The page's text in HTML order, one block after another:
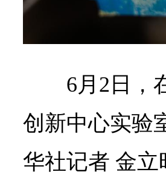
6月2日，
创新中心实验
华社记者 金立